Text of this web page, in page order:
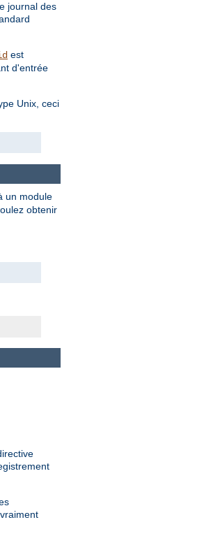
journal des
est
d'entrée
Unix, ceci
un module
obtenir